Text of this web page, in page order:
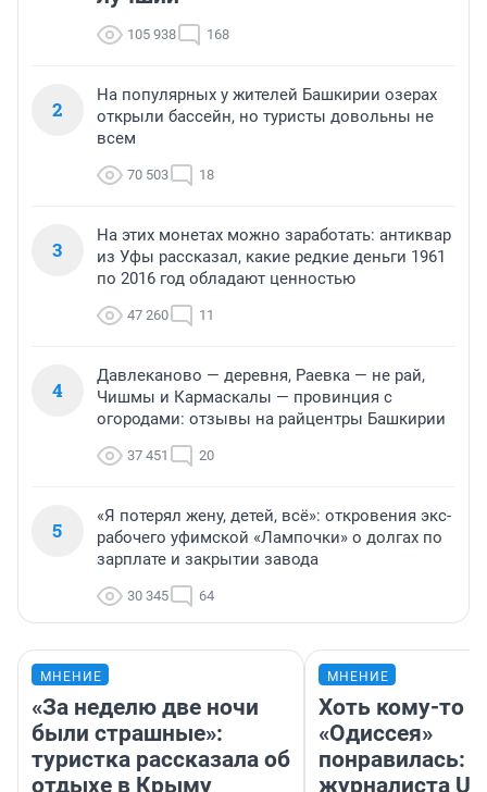
105 938 168
2
На популярных у жителей Башкирии озерах
открыли бассейн, но туристы довольны не
всем
70 503 18
3
На этих монетах можно заработать: антиквар
из Уфы рассказал, какие редкие деньги 1961
по 2016 год обладают ценностью
47 260 11
4
Давлеканово — деревня, Раевка — не рай,
Чишмы и Кармаскалы — провинция с
огородами: отзывы на райцентры Башкирии
37 451 20
5
«Я потерял жену, детей, всё»: откровения экс-
рабочего уфимской «Лампочки» о долгах по
зарплате и закрытии завода
30 345 64
МНЕНИЕ
«За неделю две ночи
были страшные»:
туристка рассказала об
отдыхе в Крыму
МНЕНИЕ
Хоть кому-то
«Одиссея»
понравилась:
журналиста